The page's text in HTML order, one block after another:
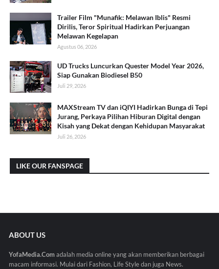
Trailer Film "Munafik: Melawan Iblis" Resmi
Dirilis, Teror Spiritual Hadirkan Perjuangan
Melawan Kegelapan
Agustus 06, 2026
UD Trucks Luncurkan Quester Model Year 2026,
Siap Gunakan Biodiesel B50
Juli 29, 2026
MAXStream TV dan iQIYI Hadirkan Bunga di Tepi
Jurang, Perkaya Pilihan Hiburan Digital dengan
Kisah yang Dekat dengan Kehidupan Masyarakat
Juli 26, 2026
LIKE OUR FANSPAGE
ABOUT US
YofaMedia.Comadalah media online yang akan memberikan berbagai
macam informasi. Mulai dari Fashion, Life Style dan juga News.